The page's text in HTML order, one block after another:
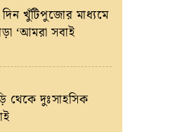
খুঁটিপুজোর মাধ্যমে
‘আমরা সবাই
থেকে দুঃসাহসিক